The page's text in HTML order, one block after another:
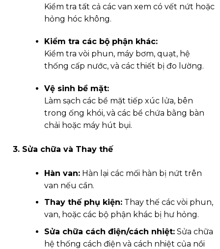
Kiểm tra tất cả các van xem có vết nứt hoặc
hỏng hóc không.
Kiểm tra các bộ phận khác:
Kiểm tra vòi phun, máy bơm, quạt, hệ
thống cấp nước, và các thiết bị đo lường.
Vệ sinh bề mặt:
Làm sạch các bề mặt tiếp xúc lửa, bên
trong ống khói, và các bể chứa bằng bàn
chải hoặc máy hút bụi.
3. Sửa chữa và Thay thế
Hàn van: Hàn lại các mối hàn bị nứt trên
van nếu cần.
Thay thế phụ kiện: Thay thế các vòi phun,
van, hoặc các bộ phận khác bị hư hỏng.
Sửa chữa cách điện/cách nhiệt: Sửa chữa
hệ thống cách điện và cách nhiệt của nồi